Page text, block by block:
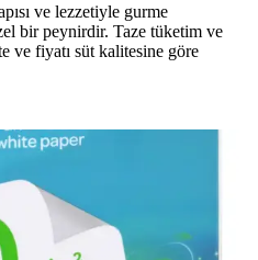
ve lezzetiyle gurme
bir peynirdir. Taze tüketim ve
ve fiyatı süt kalitesine göre